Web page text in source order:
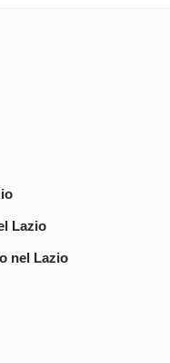
Lazio
nel Lazio